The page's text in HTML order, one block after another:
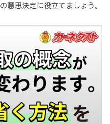
意思決定に役立てましょう。